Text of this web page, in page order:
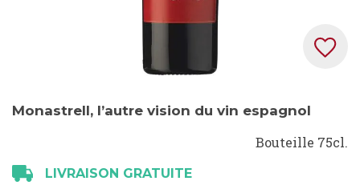
to
of
Monastrell, l’autre vision du vin espagnol
Bouteille 75cl.
LIVRAISON GRATUITE